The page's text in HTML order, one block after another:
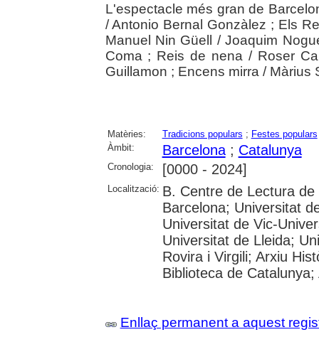
L'espectacle més gran de
/ Antonio Bernal Gonzàlez ; Els
Manuel Nin Güell / Joaquim
Coma ; Reis de nena / Roser
Guillamon ; Encens mirra / Màrius
Matèries: Tradicions populars ; Festes populars
Àmbit:
Barcelona; Catalunya
Cronologia: [0000 - 2024]
Localització: B. Centre de Lectura
Barcelona; Universitat
Universitat de Vic-
Universitat de Lleida;
Rovira i Virgili; Arxiu
Biblioteca de
Enllaç permanent a aquest